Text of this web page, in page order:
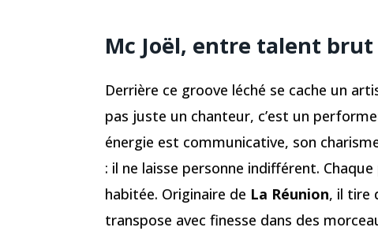
Mc Joël, entre talent
Derrière ce groove léché se cache un
pas juste un chanteur, c’est un
énergie est communicative, son
: il ne laisse personne indifférent.
habitée. Originaire de La Réunion, il tire
transpose avec finesse dans des